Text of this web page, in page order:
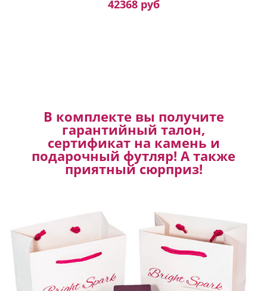
42368 руб
В комплекте вы получите
гарантийный талон,
сертификат на камень и
подарочный футляр! А также
приятный сюрприз!